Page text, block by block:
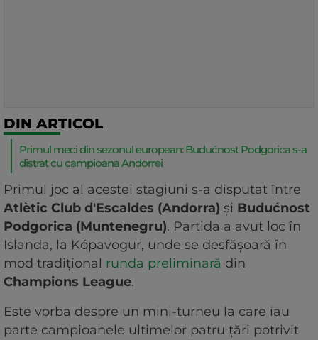
DIN ARTICOL
Primul meci din sezonul european: Budućnost Podgorica s-a
distrat cu campioana Andorrei
Primul joc al acestei stagiuni s-a disputat între
Atlètic Club d'Escaldes (Andorra) și Budućnost
Podgorica (Muntenegru). Partida a avut loc în
Islanda, la Kópavogur, unde se desfășoară în
mod tradițional runda preliminară din
Champions League.
Este vorba despre un mini-turneu la care iau
parte campioanele ultimelor patru țări potrivit